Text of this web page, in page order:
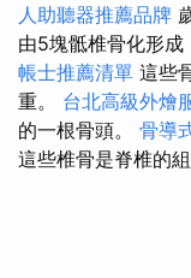
人助聽器推薦品牌
由5塊骶椎骨化形成
帳士推薦清單 這些
重。 台北高級外燴
的一根骨頭。 骨導
這些椎骨是脊椎的組